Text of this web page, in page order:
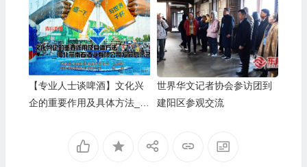
【专业人士谈啤酒】文化兴
企的重要作用及具体方法__
世界华文记者协会参访团到
建阳区参观交流